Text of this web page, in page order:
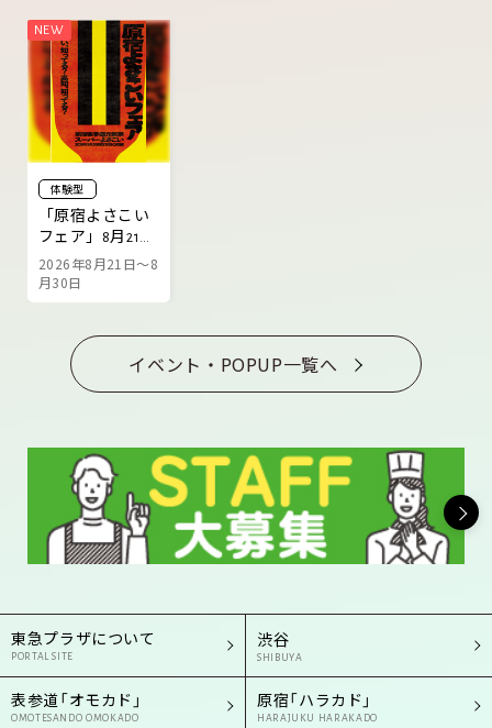
体験型
「原宿よさこい
フェア」8月21日
より開催
2026年8月21日～8
月30日
イベント・POPUP一覧へ
東急プラザについて
PORTAL SITE
渋谷
SHIBUYA
表参道「オモカド」
OMOTESANDO OMOKADO
原宿「ハラカド」
HARAJUKU HARAKADO